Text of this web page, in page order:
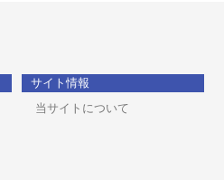
サイト情報
当サイトについて